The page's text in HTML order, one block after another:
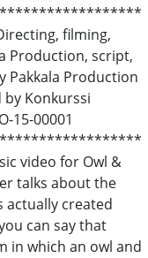
filming,
Production, script,
Pakkala Production
by Konkurssi
15-00001
video for Owl &
talks about the
actually created
can say that
in which an owl and